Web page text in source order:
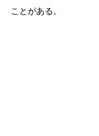
ことがある。